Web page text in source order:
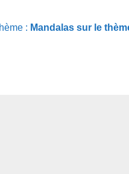
: Mandalas sur le